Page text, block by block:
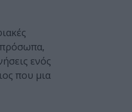
πρόσωπα,
ενός
που μια